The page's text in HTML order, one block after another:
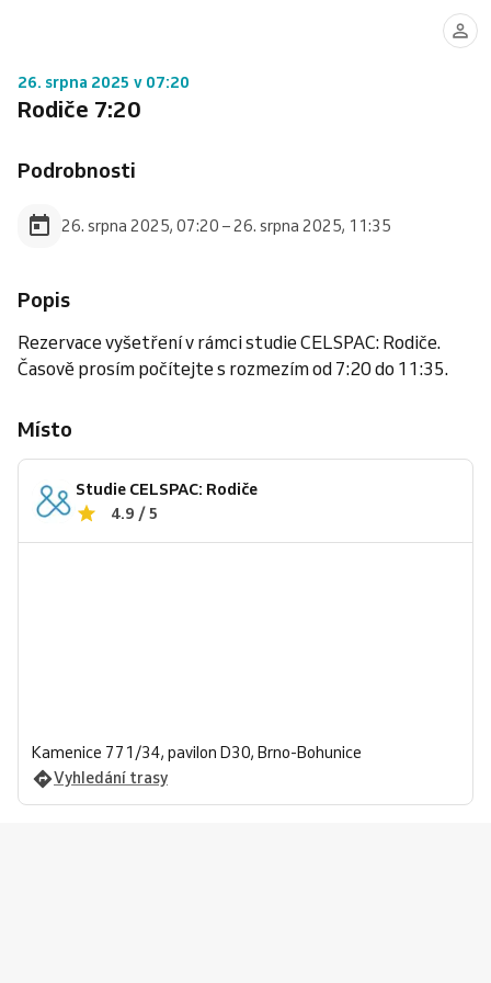
26. srpna 2025 v 07:20
Rodiče 7:20
Podrobnosti
26. srpna 2025, 07:20 – 26. srpna 2025, 11:35
Popis
Rezervace vyšetření v rámci studie CELSPAC: Rodiče.
Časově prosím počítejte s rozmezím od 7:20 do 11:35.
Místo
Studie CELSPAC: Rodiče
4.9 / 5
Kamenice 771/34, pavilon D30, Brno-Bohunice
Vyhledání trasy